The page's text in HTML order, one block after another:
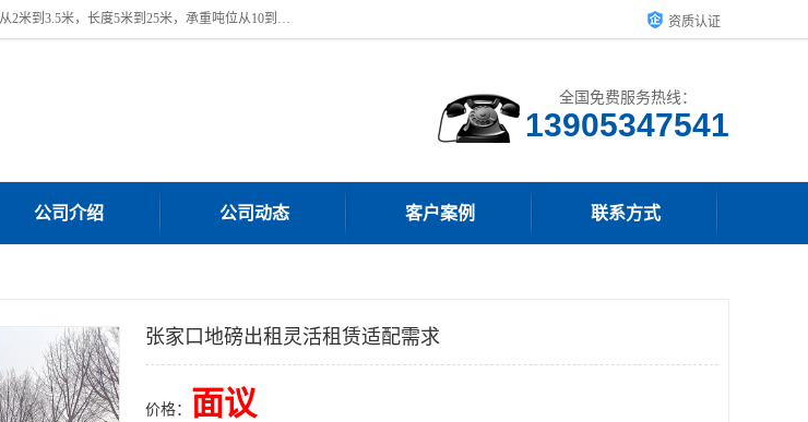
本公司常年出售回收二手地磅，回收出售二手地磅。 近期本公司回收大量二手地磅，型号齐全，宽度从2米到3.5米，长度5米到25米，承重吨位从10到200吨，成色7—9成新。 ? 使用年限6个月至2年，产品来源于个人闲置品，工矿企业停用品，因小换大而来。 精准度和新的一样， 二手地磅是内行人的选择，打个电话就省钱朋友您好等什么 资质认证
全国免费服务热线：
13905347541
公司介绍 公司动态 客户案例 联系方式
张家口地磅出租灵活租赁适配需求
价格： 面议